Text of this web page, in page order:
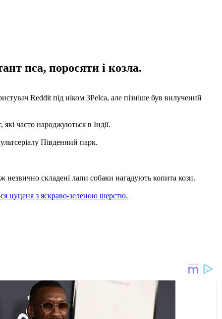
пса, поросяти і козла.
Reddit під ніком 3Pelca, але пізніше був вилучений
часто народжуються в Індії.
Південний парк.
складені лапи собаки нагадують копита кози.
цуценя з яскраво-зеленою шерстю.